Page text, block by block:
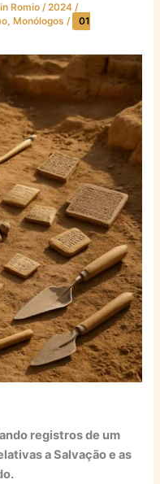
Romio/2024/
, Monólogos /
01
registros de um
a Salvação e as